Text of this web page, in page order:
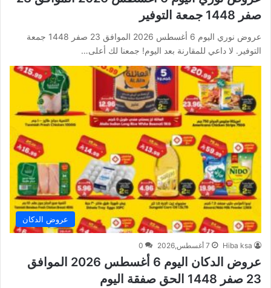
صفر 1448 جمعة التوفير
عروض نوري اليوم 6 أغسطس 2026 الموافق 23 صفر 1448 جمعة
التوفير. لا داعي للمقارنة بعد اليوم! جمعنا لك أعلى…
عروض الدكان
Hiba ksa 7 أغسطس,2026 0
عروض الدكان اليوم 6 أغسطس 2026 الموافق
23 صفر 1448 الحق صفقة اليوم